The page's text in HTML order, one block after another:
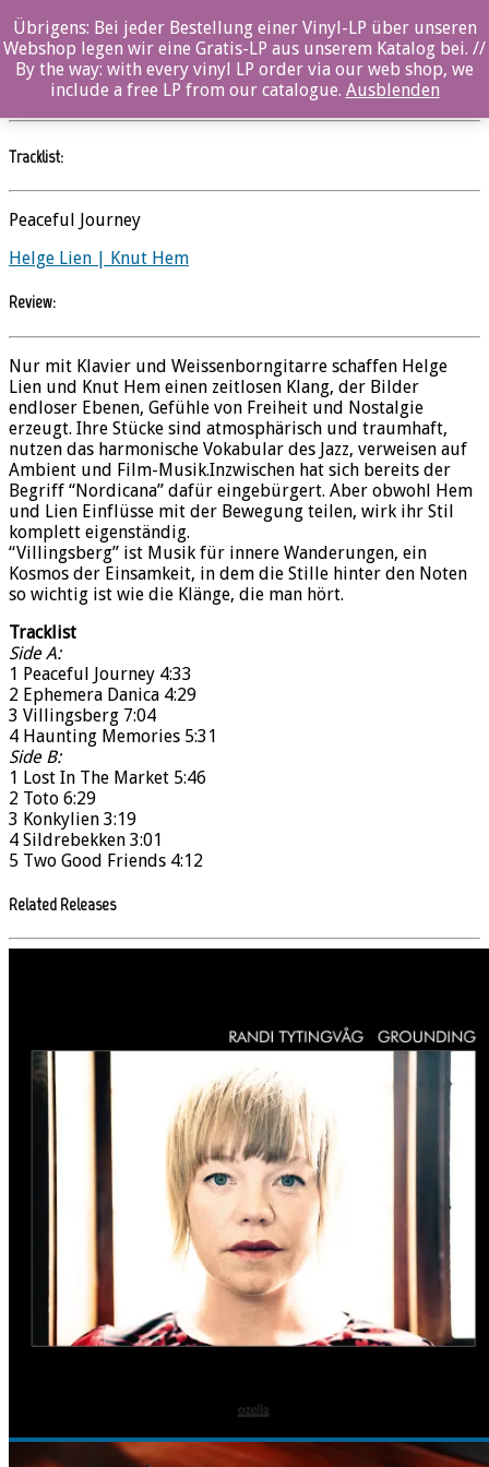
Helge Lien | Knut Hem – Villingsberg (Vinyl)
Helge Lien | Knut Hem//Ozella
Tracklist:
Peaceful Journey
Helge Lien | Knut Hem
Review:
Nur mit Klavier und Weissenborngitarre schaffen Helge
Lien und Knut Hem einen zeitlosen Klang, der Bilder
endloser Ebenen, Gefühle von Freiheit und Nostalgie
erzeugt. Ihre Stücke sind atmosphärisch und traumhaft,
nutzen das harmonische Vokabular des Jazz, verweisen auf
Ambient und Film-Musik.Inzwischen hat sich bereits der
Begriff “Nordicana” dafür eingebürgert. Aber obwohl Hem
und Lien Einflüsse mit der Bewegung teilen, wirk ihr Stil
komplett eigenständig.
“Villingsberg” ist Musik für innere Wanderungen, ein
Kosmos der Einsamkeit, in dem die Stille hinter den Noten
so wichtig ist wie die Klänge, die man hört.
Tracklist
Side A:
1 Peaceful Journey 4:33
2 Ephemera Danica 4:29
3 Villingsberg 7:04
4 Haunting Memories 5:31
Side B:
1 Lost In The Market 5:46
2 Toto 6:29
3 Konkylien 3:19
4 Sildrebekken 3:01
5 Two Good Friends 4:12
Related Releases
Übrigens: Bei jeder Bestellung einer Vinyl-LP über unseren
Webshop legen wir eine Gratis-LP aus unserem Katalog bei. //
By the way: with every vinyl LP order via our web shop, we
include a free LP from our catalogue. Ausblenden